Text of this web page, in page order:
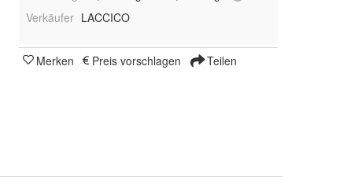
Verkäufer LACCICO
Merken Preis vorschlagen Teilen